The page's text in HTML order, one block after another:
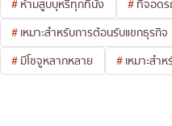
ห้ามสูบบุหรี่ทุกที่นั่ง
ที่จอด
เหมาะสำหรับการต้อนรับแขกธุรกิจ
มีโชจูหลากหลาย
เหมาะสำ